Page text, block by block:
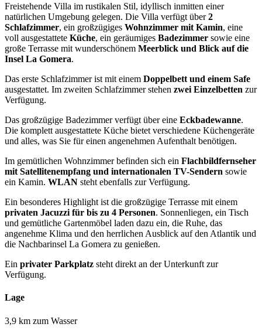
Freistehende Villa im rustikalen Stil, idyllisch inmitten einer
natürlichen Umgebung gelegen. Die Villa verfügt über2
Schlafzimmer, ein großzügiges Wohnzimmer mit Kamin, eine
voll ausgestattete Küche, ein geräumiges Badezimmer sowie eine
große Terrasse mit wunderschönem Meerblick und Blick auf die
Insel La Gomera.
Das erste Schlafzimmer ist mit einem Doppelbett und einem Safe
ausgestattet. Im zweiten Schlafzimmer stehen zwei Einzelbetten zur
Verfügung.
Das großzügige Badezimmer verfügt über eine Eckbadewanne.
Die komplett ausgestattete Küche bietet verschiedene Küchengeräte
und alles, was Sie für einen angenehmen Aufenthalt benötigen.
Im gemütlichen Wohnzimmer befinden sich ein Flachbildfernseher
mit Satellitenempfang und internationalen TV-Sendern sowie
ein Kamin. WLAN steht ebenfalls zur Verfügung.
Ein besonderes Highlight ist die großzügige Terrasse mit einem
privaten Jacuzzi für bis zu 4 Personen. Sonnenliegen, ein Tisch
und gemütliche Gartenmöbel laden dazu ein, die Ruhe, das
angenehme Klima und den herrlichen Ausblick auf den Atlantik und
die Nachbarinsel La Gomera zu genießen.
Ein privater Parkplatz steht direkt an der Unterkunft zur
Verfügung.
Lage
3,9 km zum Wasser